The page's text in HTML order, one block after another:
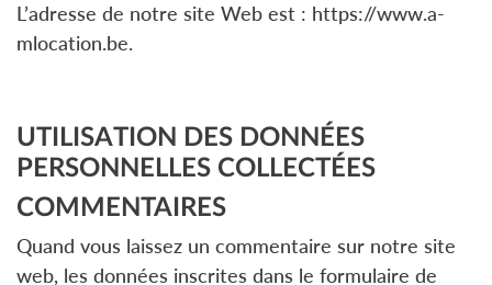
L’adresse de notre site Web est : https://www.a-
mlocation.be.
UTILISATION DES DONNÉES
PERSONNELLES COLLECTÉES
COMMENTAIRES
Quand vous laissez un commentaire sur notre site
web, les données inscrites dans le formulaire de